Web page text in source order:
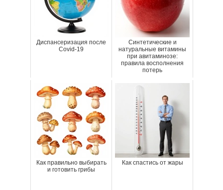
Диспансеризация после
Covid-19
Синтетические и
натуральные витамины
при авитаминозе:
правила восполнения
потерь
Как правильно выбирать
и готовить грибы
Как спастись от жары